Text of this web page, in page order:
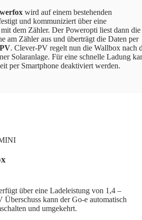
wird auf einem bestehenden
und kommuniziert über eine
dem Zähler. Der Poweropti liest dann die
am Zähler aus und überträgt die Daten per
. Clever-PV regelt nun die Wallbox nach
Solaranlage. Für eine schnelle Ladung
per Smartphone deaktiviert werden.
über eine Ladeleistung von 1,4 –
kann der Go-e automatisch
und umgekehrt.